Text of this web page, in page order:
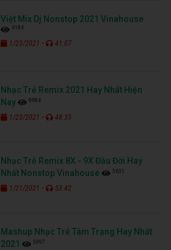
Việt Mix Dj Nonstop 2021 Vinahouse
6184
1/23/2021 - 41:07
Nhạc Trẻ Remix 2021 Hay Nhất Hiện
Nay
8984
1/23/2021 - 48:35
Nhạc Trẻ Remix 8X - 9X Đầu Đời Hay
Nhất Nonstop Vinahouse
5631
1/21/2021 - 53:42
Mashup Nhạc Trẻ Tâm Trạng Hay Nhất
2021
5997